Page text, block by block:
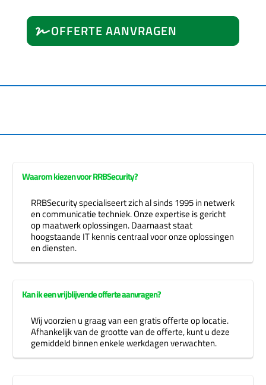
OFFERTE AANVRAGEN
Waarom kiezen voor RRBSecurity?
RRBSecurity specialiseert zich al sinds 1995 in netwerk
en communicatie techniek. Onze expertise is gericht
op maatwerk oplossingen. Daarnaast staat
hoogstaande IT kennis centraal voor onze oplossingen
en diensten.
Kan ik een vrijblijvende offerte aanvragen?
Wij voorzien u graag van een gratis offerte op locatie.
Afhankelijk van de grootte van de offerte, kunt u deze
gemiddeld binnen enkele werkdagen verwachten.